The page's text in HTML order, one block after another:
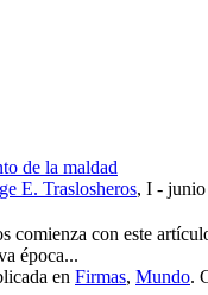
de la maldad
E. Traslosheros, I - junio
comienza con este
época...
en Firmas, Mundo.